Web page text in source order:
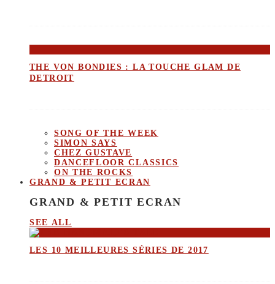
THE VON BONDIES : LA TOUCHE GLAM DE
DETROIT
SONG OF THE WEEK
SIMON SAYS
CHEZ GUSTAVE
DANCEFLOOR CLASSICS
ON THE ROCKS
GRAND & PETIT ECRAN
GRAND & PETIT ECRAN
SEE ALL
LES 10 MEILLEURES SÉRIES DE 2017